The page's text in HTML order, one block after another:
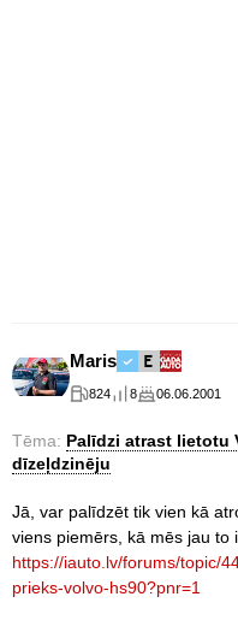
Maris
824 8 06.06.2001
Tēma: Palīdzi atrast lietotu
dīzeļdzinēju
Jā, var palīdzēt tik vien kā
viens piemērs, kā mēs jau to
https://iauto.lv/forums/topic/
prieks-volvo-hs90?pnr=1